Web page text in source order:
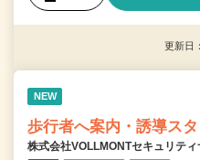
更新日
NEW
歩行者へ案内・誘導ス
株式会社VOLLMONTセキュリテ